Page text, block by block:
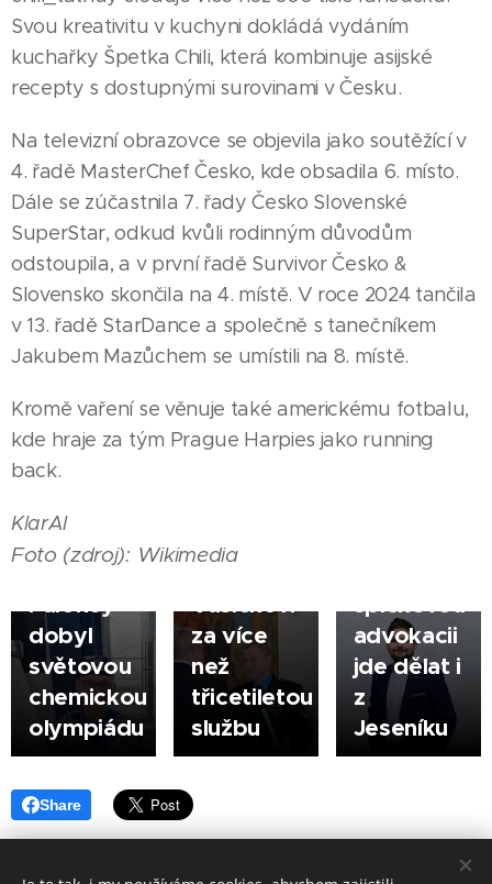
Svou kreativitu v kuchyni dokládá vydáním
kuchařky Špetka Chili, která kombinuje asijské
recepty s dostupnými surovinami v Česku.
Na televizní obrazovce se objevila jako soutěžící v
4. řadě MasterChef Česko, kde obsadila 6. místo.
Dále se zúčastnila 7. řady Česko Slovenské
SuperStar, odkud kvůli rodinným důvodům
odstoupila, a v první řadě Survivor Česko &
Slovensko skončila na 4. místě. V roce 2024 tančila
v 13. řadě StarDance a společně s tanečníkem
Jakubem Mazůchem se umístili na 8. místě.
Kromě vaření se věnuje také americkému fotbalu,
kde hraje za tým Prague Harpies jako running
back.
KlarAI
Foto (zdroj): Wikimedia
05.08.2026
ŠUMPERK
|Zlatý
hoch ze
Šumperka
- Jan
Paloncý
dobyl
světovou
chemickou
olympiádu
03.08.2026
|Město
poděkovalo
policie
Vašíčkovi
za více
než
třicetiletou
službu
špičkovou
advokacii
jde dělat i
z
Jeseníku
Share